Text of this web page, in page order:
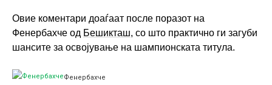
Овие коментари доаѓаат после поразот на
Фенербахче од Бешикташ, со што практично ги загуби
шансите за освојување на шампионската титула.
Фенербахче